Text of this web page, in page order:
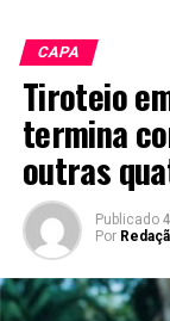
CAPA
Tiroteio
termina
outras
Publicado
Por